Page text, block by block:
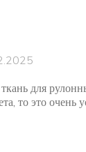
ткань для
то это очень